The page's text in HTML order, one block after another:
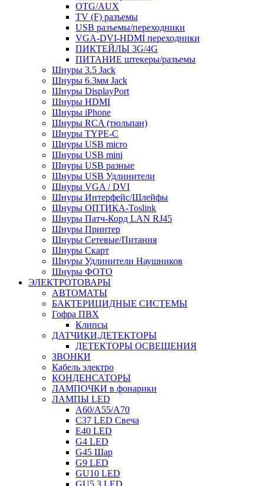
OTG/AUX
TV (F) разъемы
USB разъемы/переходники
VGA-DVI-HDMI переходники
ПИКТЕЙЛЫ 3G/4G
ПИТАНИЕ штекеры/разъемы
Шнуры 3.5 Jack
Шнуры 6.3мм Jack
Шнуры DisplayPort
Шнуры HDMI
Шнуры iPhone
Шнуры RCA (тюльпан)
Шнуры TYPE-C
Шнуры USB micro
Шнуры USB mini
Шнуры USB разные
Шнуры USB Удлинители
Шнуры VGA / DVI
Шнуры Интерфейс/Шлейфы
Шнуры ОПТИКА-Toslink
Шнуры Патч-Корд LAN RJ45
Шнуры Принтер
Шнуры Сетевые/Питания
Шнуры Скарт
Шнуры Удлинители Наушников
Шнуры ФОТО
ЭЛЕКТРОТОВАРЫ
АВТОМАТЫ
БАКТЕРИЦИДНЫЕ СИСТЕМЫ
Гофра ПВХ
Клипсы
ДАТЧИКИ,ДЕТЕКТОРЫ
ДЕТЕКТОРЫ ОСВЕЩЕНИЯ
ЗВОНКИ
Кабель электро
КОНДЕНСАТОРЫ
ЛАМПОЧКИ в фонарики
ЛАМПЫ LED
A60/A55/A70
C37 LED Свеча
E40 LED
G4 LED
G45 Шар
G9 LED
GU10 LED
GU5.3 LED